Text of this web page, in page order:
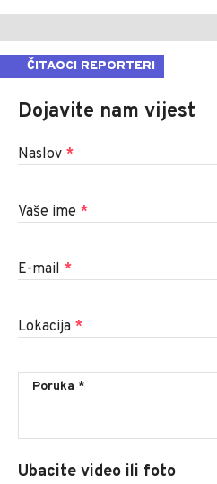
ČITAOCI REPORTERI
Dojavite nam vijest
Naslov *
Vaše ime *
E-mail *
Lokacija *
Ubacite video ili foto